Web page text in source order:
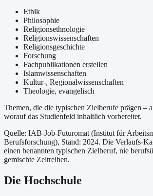
Ethik
Philosophie
Religionsethnologie
Religionswissenschaften
Religionsgeschichte
Forschung
Fachpublikationen erstellen
Islamwissenschaften
Kultur-, Regionalwissenschaften
Theologie, evangelisch
Themen, die die typischen Zielberufe prägen –
worauf das Studienfeld inhaltlich vorbereitet.
Quelle: IAB-Job-Futuromat (Institut für
Berufsforschung), Stand: 2024. Die Verlaufs-
einen benannten typischen Zielberuf, nie
gemischte Zeitreihen.
Die Hochschule